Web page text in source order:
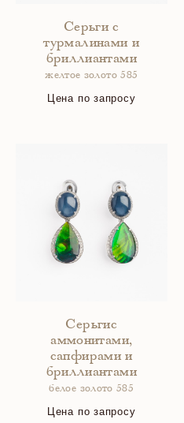
Серьги с
турмалинами и
бриллиантами
желтое золото 585
Цена по запросу
Серьгис
аммонитами,
сапфирами и
бриллиантами
белое золото 585
Цена по запросу